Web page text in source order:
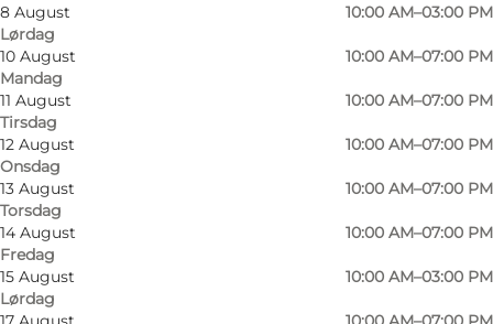
8 August
Lørdag
10:00 AM–03:00 PM
10 August
Mandag
10:00 AM–07:00 PM
11 August
Tirsdag
10:00 AM–07:00 PM
12 August
Onsdag
10:00 AM–07:00 PM
13 August
Torsdag
10:00 AM–07:00 PM
14 August
Fredag
10:00 AM–07:00 PM
15 August
Lørdag
10:00 AM–03:00 PM